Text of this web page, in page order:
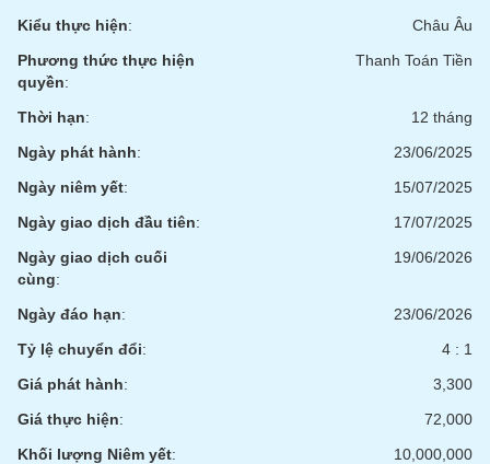
Kiểu thực hiện:
Châu Âu
Phương thức thực hiện
quyền:
Thanh Toán Tiền
Thời hạn:
12 tháng
Ngày phát hành:
23/06/2025
Ngày niêm yết:
15/07/2025
Ngày giao dịch đầu tiên:
17/07/2025
Ngày giao dịch cuối
cùng:
19/06/2026
Ngày đáo hạn:
23/06/2026
Tỷ lệ chuyển đổi:
4 : 1
Giá phát hành:
3,300
Giá thực hiện:
72,000
Khối lượng Niêm yết: 10,000,000
Công
đầu
tư
Truyền
thông
chính
Dữ
liệu